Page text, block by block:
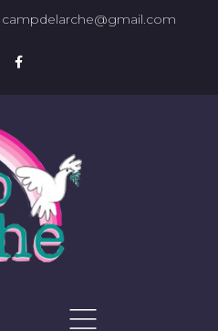
campdelarche@gmail.com
PHOTOS DU DOMAINE